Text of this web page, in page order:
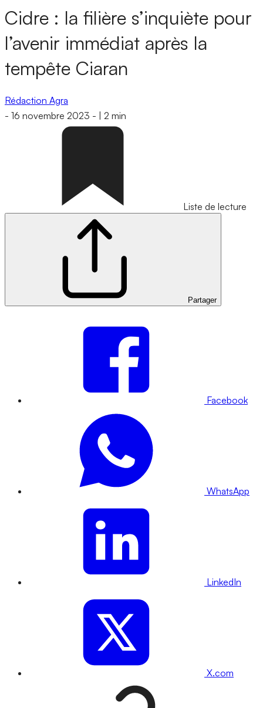
Cidre : la filière s’inquiète pour
l’avenir immédiat après la
tempête Ciaran
Rédaction Agra
- 16 novembre 2023 - 2 min
Liste de lecture
Partager
Facebook
WhatsApp
LinkedIn
X.com